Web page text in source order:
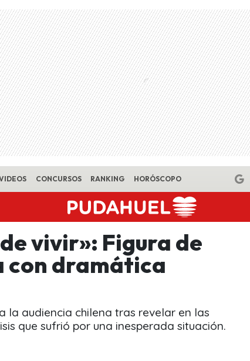
CONCURSOS RANKING HORÓSCOPO
vivir»: Figura de
con dramática
la audiencia chilena tras revelar en las
que sufrió por una inesperada situación.